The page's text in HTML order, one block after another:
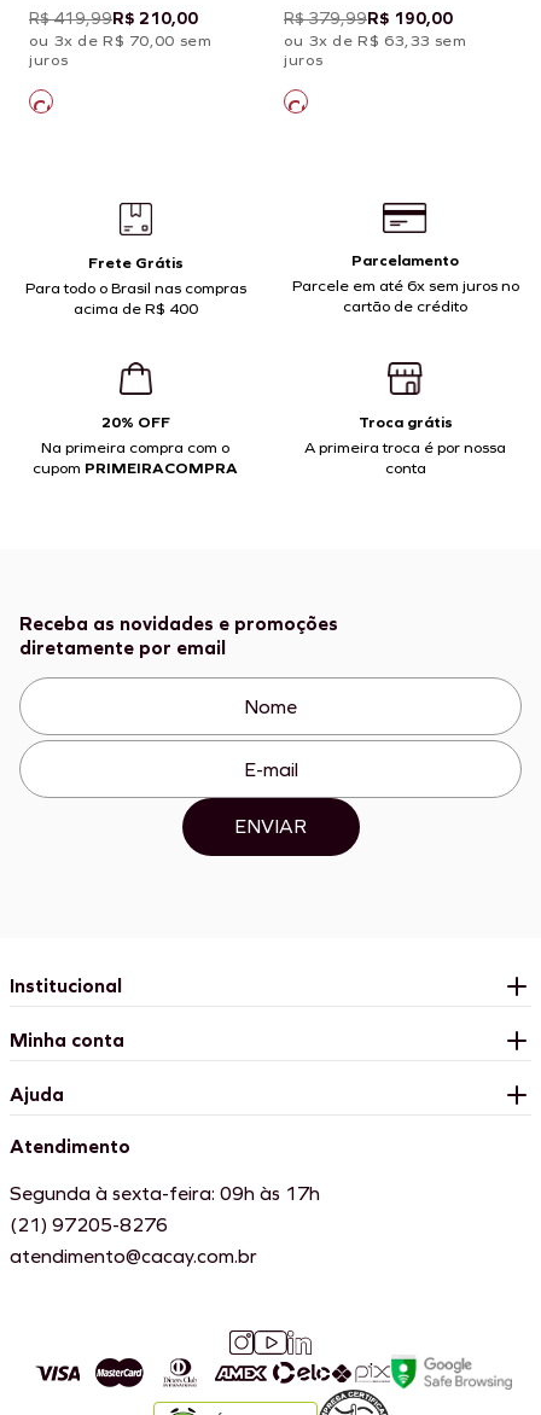
R$ 419,99R$ 210,00
ou 3x de R$ 70,00 sem
juros
Taquile
R$ 379,99R$ 190,00
ou 3x de R$ 63,33 sem
juros
Frete Grátis
Para todo o Brasil nas compras
acima de R$ 400
Parcelamento
Parcele em até 6x sem juros no
cartão de crédito
20% OFF
Na primeira compra com o
cupom PRIMEIRACOMPRA
Troca grátis
A primeira troca é por nossa
conta
Receba as novidades e promoções
diretamente por email
ENVIAR
Institucional
Minha conta
Ajuda
Atendimento
Segunda à sexta-feira: 09h às 17h
(21) 97205-8276
atendimento@cacay.com.br